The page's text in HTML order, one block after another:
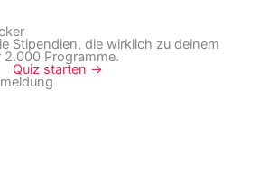
Stipendien, die wirklich zu deinem
Programme.
Quiz starten →